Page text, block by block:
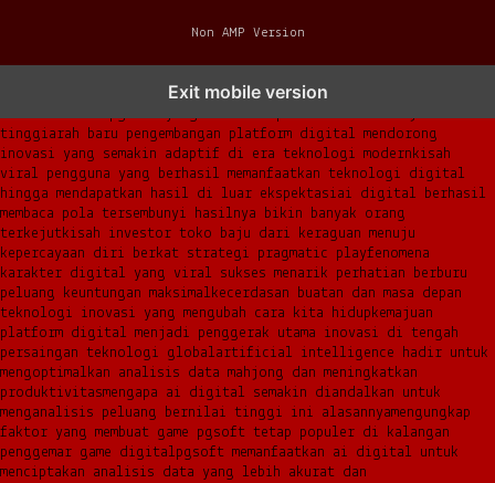
Non AMP Version
Exit mobile version
dalam menghadirkan inovasi berkualitasai digital menjadi kunci
analisis data pgsoft yang lebih adaptif dan berkinerja
tinggiarah baru pengembangan platform digital mendorong
inovasi yang semakin adaptif di era teknologi modernkisah
viral pengguna yang berhasil memanfaatkan teknologi digital
hingga mendapatkan hasil di luar ekspektasiai digital berhasil
membaca pola tersembunyi hasilnya bikin banyak orang
terkejutkisah investor toko baju dari keraguan menuju
kepercayaan diri berkat strategi pragmatic playfenomena
karakter digital yang viral sukses menarik perhatian berburu
peluang keuntungan maksimalkecerdasan buatan dan masa depan
teknologi inovasi yang mengubah cara kita hidupkemajuan
platform digital menjadi penggerak utama inovasi di tengah
persaingan teknologi globalartificial intelligence hadir untuk
mengoptimalkan analisis data mahjong dan meningkatkan
produktivitasmengapa ai digital semakin diandalkan untuk
menganalisis peluang bernilai tinggi ini alasannyamengungkap
faktor yang membuat game pgsoft tetap populer di kalangan
penggemar game digitalpgsoft memanfaatkan ai digital untuk
menciptakan analisis data yang lebih akurat dan